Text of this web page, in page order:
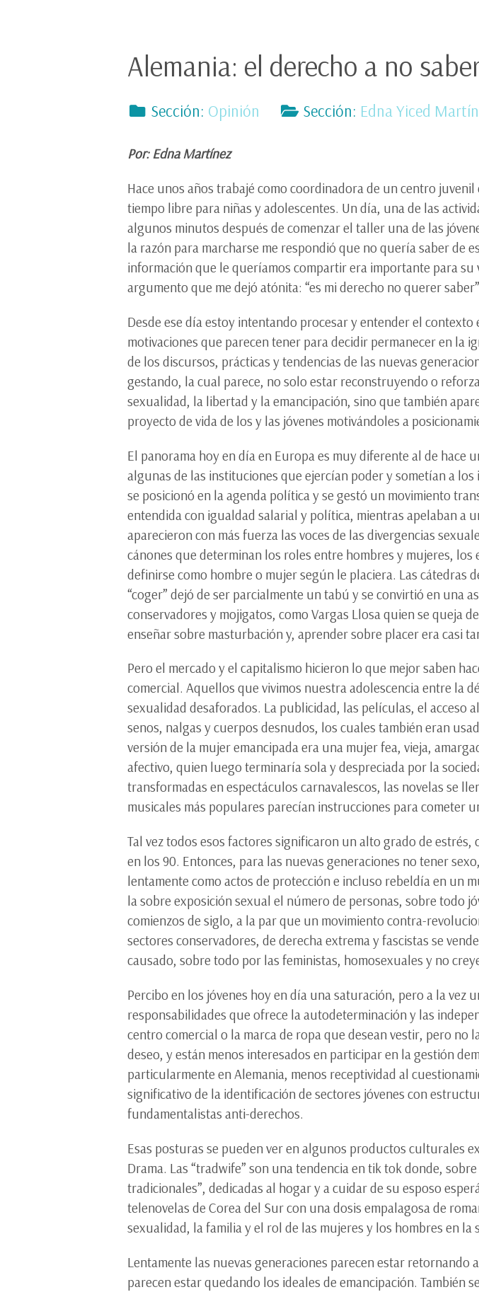
Alemania: el derecho a no
Sección: Opinión Sección: Edna Yiced
Por: Edna Martínez
Hace unos años trabajé como coordinadora de un centro
tiempo libre para niñas y adolescentes. Un día, una de las
algunos minutos después de comenzar el taller una de las
la razón para marcharse me respondió que no quería saber de
información que le queríamos compartir era importante para
argumento que me dejó atónita: “es mi derecho no querer
Desde ese día estoy intentando procesar y entender el
motivaciones que parecen tener para decidir permanecer en la
de los discursos, prácticas y tendencias de las nuevas
gestando, la cual parece, no solo estar reconstruyendo o
sexualidad, la libertad y la emancipación, sino que también
proyecto de vida de los y las jóvenes motivándoles a
El panorama hoy en día en Europa es muy diferente al de
algunas de las instituciones que ejercían poder y sometían a
se posicionó en la agenda política y se gestó un movimiento
entendida con igualdad salarial y política, mientras apelaban a
aparecieron con más fuerza las voces de las divergencias
cánones que determinan los roles entre hombres y mujeres,
definirse como hombre o mujer según le placiera. Las cátedras
“coger” dejó de ser parcialmente un tabú y se convirtió en una
conservadores y mojigatos, como Vargas Llosa quien se queja
enseñar sobre masturbación y, aprender sobre placer era casi
Pero el mercado y el capitalismo hicieron lo que mejor saben
comercial. Aquellos que vivimos nuestra adolescencia entre la
sexualidad desaforados. La publicidad, las películas, el acceso
senos, nalgas y cuerpos desnudos, los cuales también eran
versión de la mujer emancipada era una mujer fea, vieja,
afectivo, quien luego terminaría sola y despreciada por la
transformadas en espectáculos carnavalescos, las novelas se
musicales más populares parecían instrucciones para cometer
Tal vez todos esos factores significaron un alto grado de
en los 90. Entonces, para las nuevas generaciones no tener
lentamente como actos de protección e incluso rebeldía en un
la sobre exposición sexual el número de personas, sobre todo
comienzos de siglo, a la par que un movimiento contra-
sectores conservadores, de derecha extrema y fascistas se
causado, sobre todo por las feministas, homosexuales y no
Percibo en los jóvenes hoy en día una saturación, pero a la vez
responsabilidades que ofrece la autodeterminación y las
centro comercial o la marca de ropa que desean vestir, pero
deseo, y están menos interesados en participar en la gestión
particularmente en Alemania, menos receptividad al
significativo de la identificación de sectores jóvenes con
fundamentalistas anti-derechos.
Esas posturas se pueden ver en algunos productos culturales
Drama. Las “tradwife” son una tendencia en tik tok donde,
tradicionales”, dedicadas al hogar y a cuidar de su esposo
telenovelas de Corea del Sur con una dosis empalagosa de
sexualidad, la familia y el rol de las mujeres y los hombres en la
Lentamente las nuevas generaciones parecen estar
parecen estar quedando los ideales de emancipación. También